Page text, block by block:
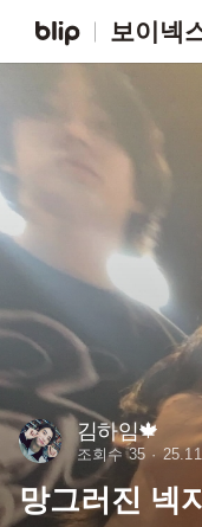
보이넥
김하임🍁
조회수 35
망그러진 넥